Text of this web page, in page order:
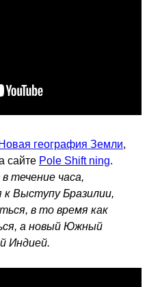
география Земли,
сайте Pole Shift ning.
течение часа,
Выступу Бразилии,
в то время как
а новый Южный
Индией.